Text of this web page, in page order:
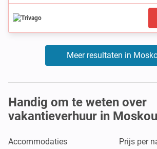
Meer resultaten in
Handig om te weten over
vakantieverhuur in Moskou
Accommodaties Prijs per